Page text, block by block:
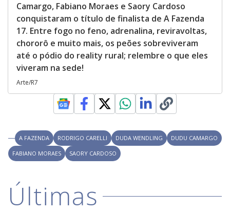
Camargo, Fabiano Moraes e Saory Cardoso
conquistaram o título de finalista de A Fazenda
17. Entre fogo no feno, adrenalina, reviravoltas,
chororô e muito mais, os peões sobreviveram
até o pódio do reality rural; relembre o que eles
viveram na sede!
Arte/R7
A FAZENDA RODRIGO CARELLI DUDA WENDLING
DUDU CAMARGO
FABIANO MORAES
SAORY CARDOSO
Últimas